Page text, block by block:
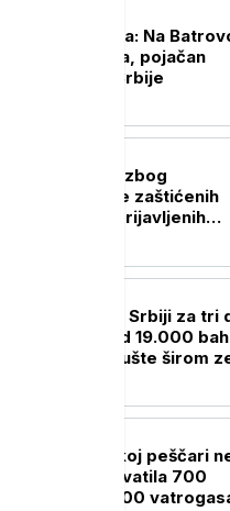
na putevima: Na
čeka četiri sata, pojačan
širom Srbije
Pazarac zbog
robe zaštićenih
marki i neprijavljenih
akcija u Srbiji za tri
više od 19.000
Kazne pljušte širom
u Deliblatskoj peščari
Vatra zahvatila 700
više od 100